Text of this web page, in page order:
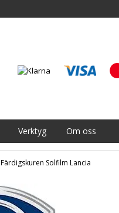
Verktyg Om oss
Färdigskuren Solfilm Lancia